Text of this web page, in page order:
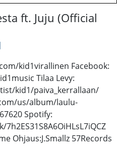
ft. Juju (Official
kid1virallinen Facebook:
Tilaa Levy:
kid1/paiva_kerrallaan/
us/album/laulu-
Spotify:
Ohjaus:J.Smallz 57Records